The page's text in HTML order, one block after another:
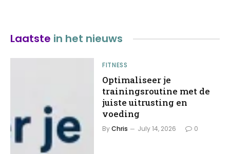
Laatste in het nieuws
FITNESS
Optimaliseer je
trainingsroutine met de
juiste uitrusting en
voeding
ByChris July 14, 2026 0